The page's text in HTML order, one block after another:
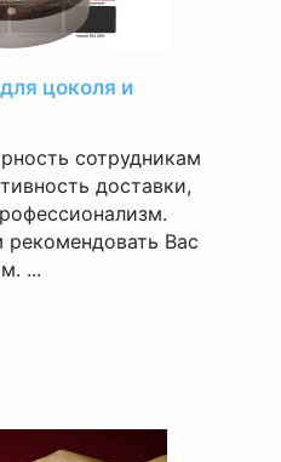
цоколя и
сотрудникам
доставки,
рекомендовать Вас
...